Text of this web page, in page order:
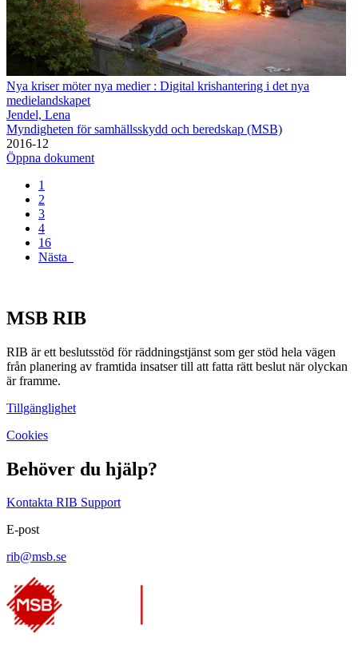
Nya kriser möter nya medier : Digital krishantering i det nya
medielandskapet
Jendel, Lena
Myndigheten för samhällsskydd och beredskap (MSB)
2016-12
Öppna dokument
1
2
3
4
16
Nästa
MSB RIB
RIB är ett beslutsstöd för räddningstjänst som ger stöd hela vägen
från planering av framtida insatser till att fatta rätt beslut när olyckan
är framme.
Tillgänglighet
Cookies
Behöver du hjälp?
Kontakta RIB Support
E-post
rib@msb.se